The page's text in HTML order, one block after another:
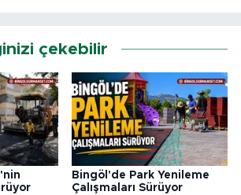
çekebilir
Bingöl'de Park Yenileme
Çalışmaları Sürüyor